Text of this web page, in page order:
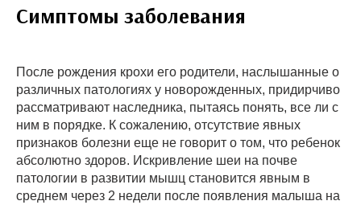
Симптомы заболевания
После рождения крохи его родители, наслышанные о
различных патологиях у новорожденных, придирчиво
рассматривают наследника, пытаясь понять, все ли с
ним в порядке. К сожалению, отсутствие явных
признаков болезни еще не говорит о том, что ребенок
абсолютно здоров. Искривление шеи на почве
патологии в развитии мышц становится явным в
среднем через 2 недели после появления малыша на